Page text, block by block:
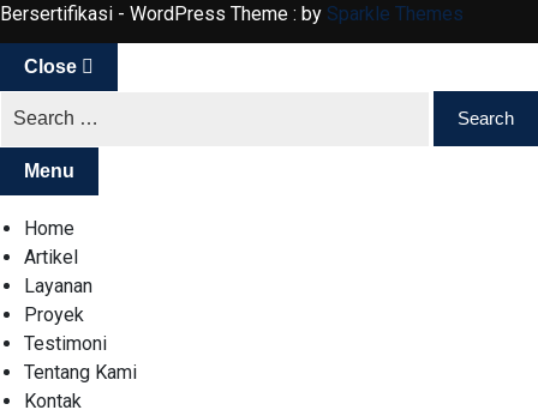
Bersertifikasi - WordPress Theme : by Sparkle Themes
Close
Menu
Home
Artikel
Layanan
Proyek
Testimoni
Tentang Kami
Kontak